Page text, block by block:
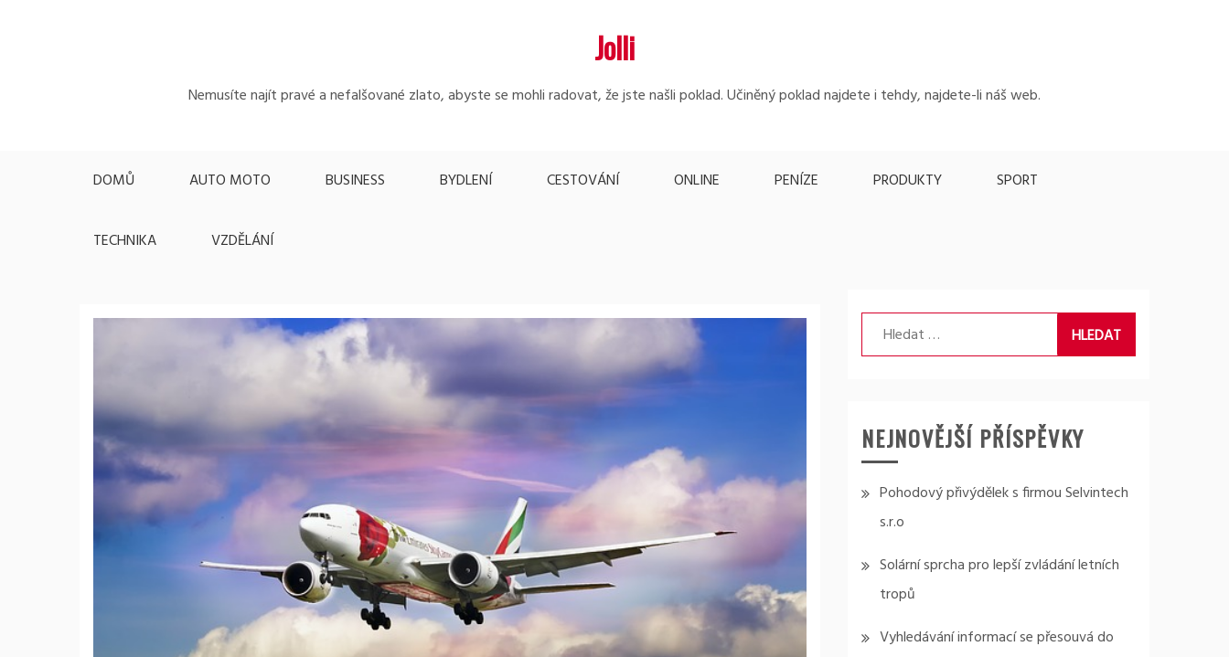
Jolli
Nemusíte najít pravé a nefalšované zlato, abyste se mohli radovat, že jste našli poklad. Učiněný poklad najdete i tehdy, najdete-li náš web.
DOMŮ AUTO MOTO BUSINESS BYDLENÍ CESTOVÁNÍ ONLINE PENÍZE PRODUKTY SPORT
TECHNIKA VZDĚLÁNÍ
Vyhledávání
NEJNOVĚJŠÍ PŘÍSPĚVKY
Pohodový přivýdělek s firmou Selvintech
s.r.o
Solární sprcha pro lepší zvládání letních
tropů
Vyhledávání informací se přesouvá do